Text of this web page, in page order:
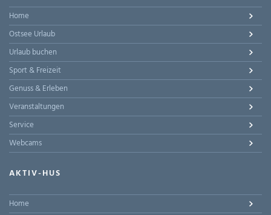
Home
Ostsee Urlaub
Urlaub buchen
Sport & Freizeit
Genuss & Erleben
Veranstaltungen
Service
Webcams
AKTIV-HUS
Home